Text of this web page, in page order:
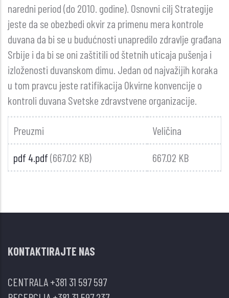
naredni period (do 2010. godine). Osnovni cilj Strategije
jeste da se obezbedi okvir za primenu mera kontrole
duvana da bi se u budućnosti unapredilo zdravlje građana
Srbije i da bi se oni zaštitili od štetnih uticaja pušenja i
izloženosti duvanskom dimu. Jedan od najvažijih koraka
u tom pravcu jeste ratifikacija Okvirne konvencije o
kontroli duvana Svetske zdravstvene organizacije.
Preuzmi Veličina
pdf 4.pdf(667.02 KB) 667.02 KB
KONTAKTIRAJTE NAS
CENTRALA+381 31 597 597